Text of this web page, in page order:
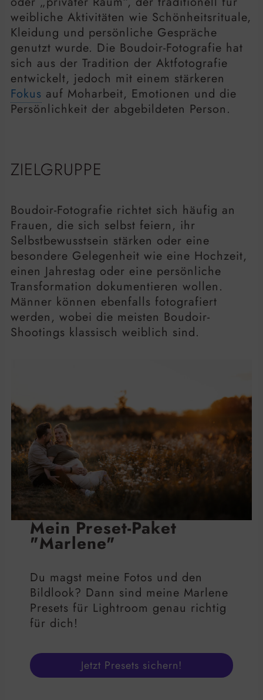
weibliche Aktivitäten wie Schönheitsrituale,
Kleidung und persönliche Gespräche
genutzt wurde. Die Boudoir-Fotografie hat
sich aus der Tradition der Aktfotografie
entwickelt, jedoch mit einem stärkeren
Fokus auf Moharbeit, Emotionen und die
Persönlichkeit der abgebildeten Person.
ZIELGRUPPE
Boudoir-Fotografie richtet sich häufig an
Frauen, die sich selbst feiern, ihr
Selbstbewusstsein stärken oder eine
besondere Gelegenheit wie eine Hochzeit,
einen Jahrestag oder eine persönliche
Transformation dokumentieren wollen.
Männer können ebenfalls fotografiert
werden, wobei die meisten Boudoir-
Shootings klassisch weiblich sind.
Mein Preset-Paket
"Marlene"
Du magst meine Fotos und den
Bildlook? Dann sind meine Marlene
Presets für Lightroom genau richtig
für dich!
Jetzt Presets sichern!